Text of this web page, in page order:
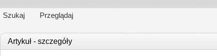
Szukaj Przeglądaj
Artykuł - szczegóły